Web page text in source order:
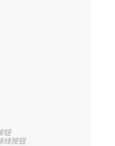
钮
线按钮